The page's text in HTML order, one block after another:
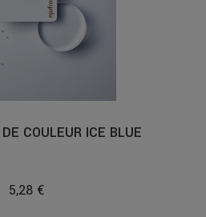
COULEUR ICE BLUE
5,28 €